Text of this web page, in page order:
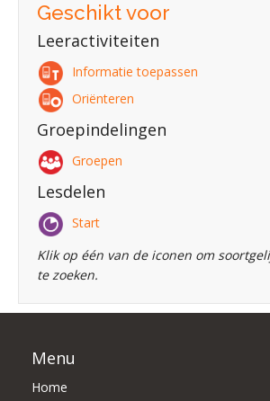
Geschikt voor
Leeractiviteiten
Informatie toepassen
Oriënteren
Groepindelingen
Groepen
Lesdelen
Start
Klik op één van de iconen om
te zoeken.
Menu
Home